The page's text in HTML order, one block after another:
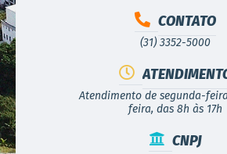
CONTATO
(31) 3352-5000
Atendimento de segunda-
feira, das 8h às 17h
CNPJ